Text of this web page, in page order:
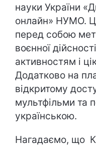
науки України
онлайн» НУМО.
перед собою
воєнної
активностям і
Додатково на
відкритому
мультфільми та
українською.
Нагадаємо, що